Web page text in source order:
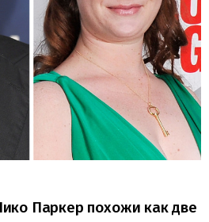
Паркер похожи как две